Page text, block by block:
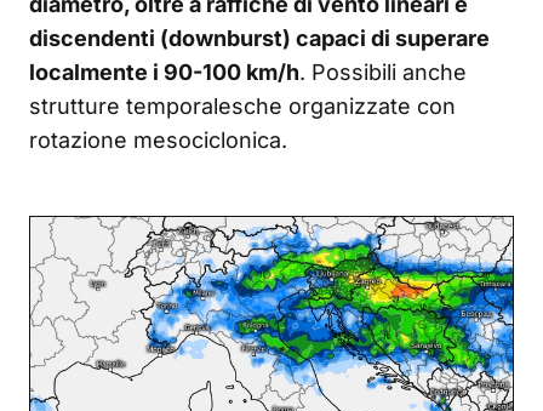
discendenti (downburst) capaci di superare
localmente i 90-100 km/h. Possibili anche
strutture temporalesche organizzate con
rotazione mesociclonica.